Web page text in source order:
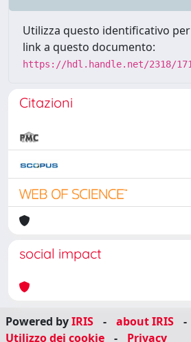
Utilizza questo identificativo
link a questo documento:
https://hdl.handle.net/2318/
Citazioni
social impact
Powered byIRIS - about IRIS
-
Utilizzo dei cookie
- Privacy